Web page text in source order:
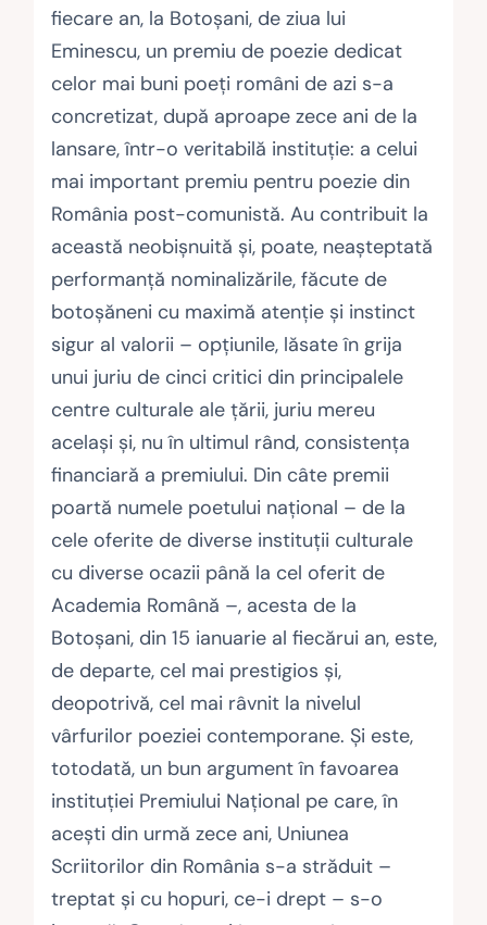
fiecare an, la Botoşani, de ziua lui
Eminescu, un premiu de poezie dedicat
celor mai buni poeţi români de azi s-a
concretizat, după aproape zece ani de la
lansare, într-o veritabilă instituţie: a celui
mai important premiu pentru poezie din
România post-comunistă. Au contribuit la
această neobişnuită şi, poate, neaşteptată
performanţă nominalizările, făcute de
botoşăneni cu maximă atenţie şi instinct
sigur al valorii – opţiunile, lăsate în grija
unui juriu de cinci critici din principalele
centre culturale ale ţării, juriu mereu
acelaşi şi, nu în ultimul rând, consistenţa
financiară a premiului. Din câte premii
poartă numele poetului naţional – de la
cele oferite de diverse instituţii culturale
cu diverse ocazii până la cel oferit de
Academia Română –, acesta de la
Botoşani, din 15 ianuarie al fiecărui an, este,
de departe, cel mai prestigios şi,
deopotrivă, cel mai râvnit la nivelul
vârfurilor poeziei contemporane. Şi este,
totodată, un bun argument în favoarea
instituţiei Premiului Naţional pe care, în
aceşti din urmă zece ani, Uniunea
Scriitorilor din România s-a străduit –
treptat şi cu hopuri, ce-i drept – s-o